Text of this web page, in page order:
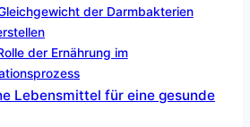
der Darmbakterien
der Ernährung im
Lebensmittel für eine gesunde